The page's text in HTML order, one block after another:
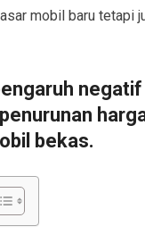
mobil baru tetapi
bekas.